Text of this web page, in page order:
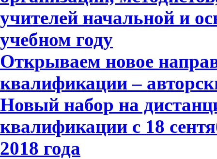
учителей начальной и
учебном году
Открываем новое
квалификации –
Новый набор на
квалификации с 18
2018 года